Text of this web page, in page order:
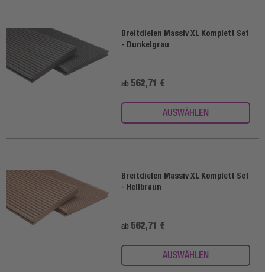
Breitdielen Massiv XL Komplett Set
- Dunkelgrau
ab 562,71 €
AUSWÄHLEN
Breitdielen Massiv XL Komplett Set
- Hellbraun
ab 562,71 €
AUSWÄHLEN